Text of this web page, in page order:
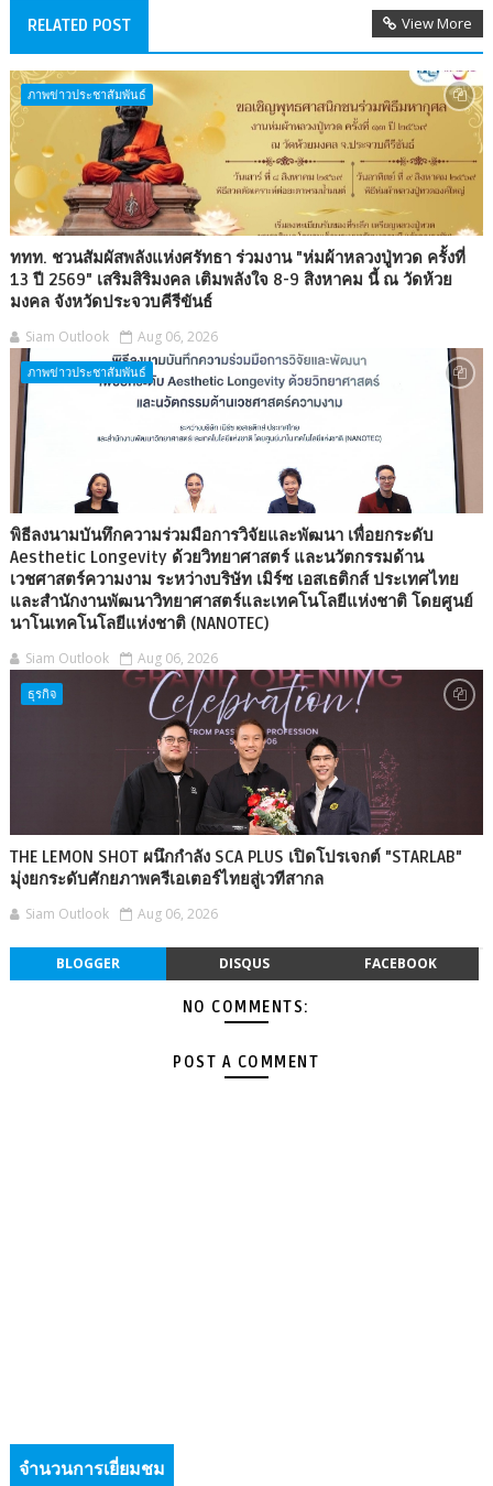
RELATED POST View More
ภาพข่าวประชาสัมพันธ์
ททท. ชวนสัมผัสพลังแห่งศรัทธา ร่วมงาน "ห่มผ้าหลวงปู่ทวด ครั้งที่
13 ปี 2569" เสริมสิริมงคล เติมพลังใจ 8-9 สิงหาคม นี้ ณ วัดห้วย
มงคล จังหวัดประจวบคีรีขันธ์
Siam Outlook Aug 06, 2026
ภาพข่าวประชาสัมพันธ์
พิธีลงนามบันทึกความร่วมมือการวิจัยและพัฒนา เพื่อยกระดับ
Aesthetic Longevity ด้วยวิทยาศาสตร์ และนวัตกรรมด้าน
เวชศาสตร์ความงาม ระหว่างบริษัท เมิร์ซ เอสเธติกส์ ประเทศไทย
และสำนักงานพัฒนาวิทยาศาสตร์และเทคโนโลยีแห่งชาติ โดยศูนย์
นาโนเทคโนโลยีแห่งชาติ (NANOTEC)
Siam Outlook Aug 06, 2026
ธุรกิจ
THE LEMON SHOT ผนึกกำลัง SCA PLUS เปิดโปรเจกต์ "STARLAB"
มุ่งยกระดับศักยภาพครีเอเตอร์ไทยสู่เวทีสากล
Siam Outlook Aug 06, 2026
BLOGGER DISQUS FACEBOOK
NO COMMENTS:
POST A COMMENT
จำนวนการเยี่ยมชม